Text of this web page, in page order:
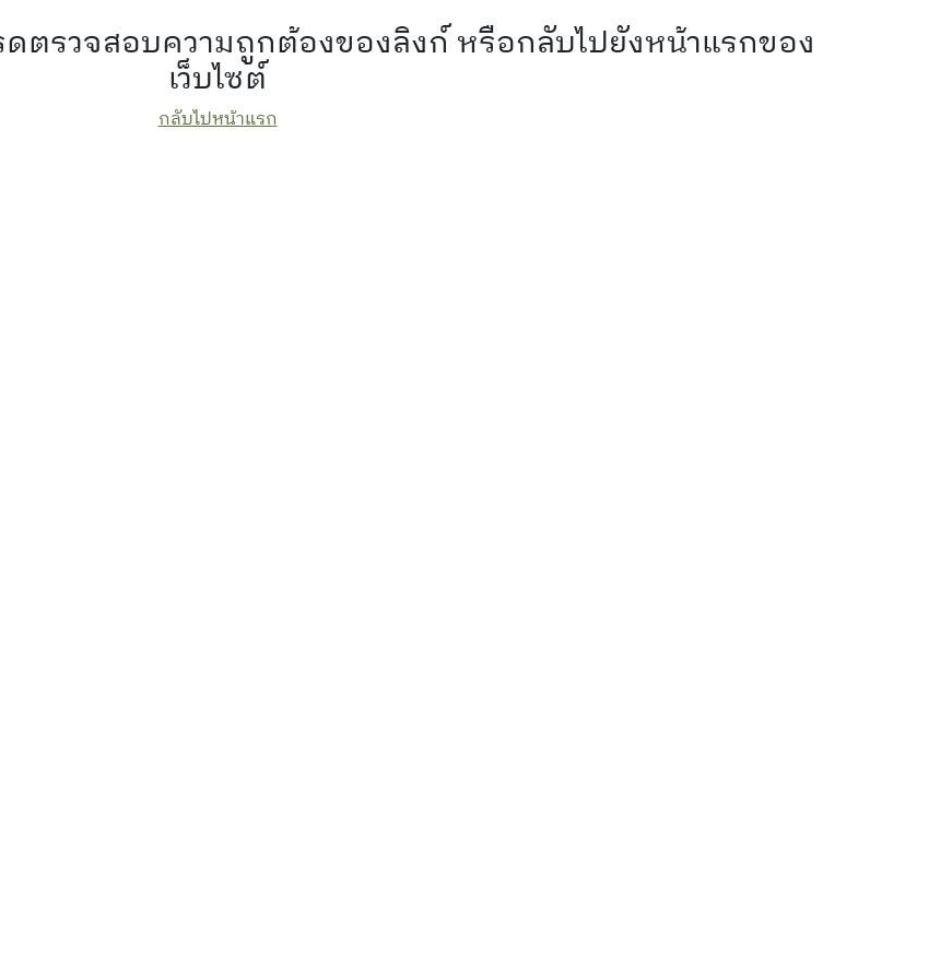
ตรวจสอบความถูกต้องของลิงก์ หรือกลับไปยังหน้าแรกของ
เว็บไซต์
กลับไปหน้าแรก